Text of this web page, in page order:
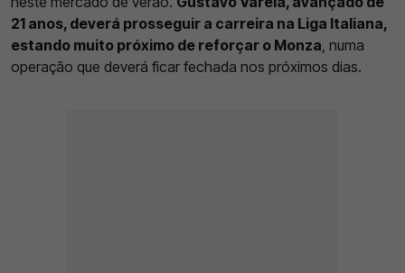
21 anos, deverá prosseguir a carreira na Liga Italiana,
estando muito próximo de reforçar o Monza , numa
operação que deverá ficar fechada nos próximos dias.